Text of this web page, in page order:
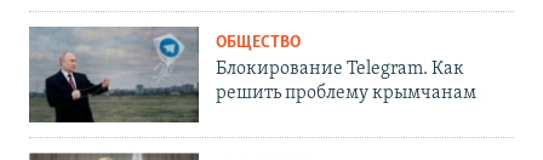
ОБЩЕСТВО
Блокирование Telegram. Как
решить проблему крымчанам